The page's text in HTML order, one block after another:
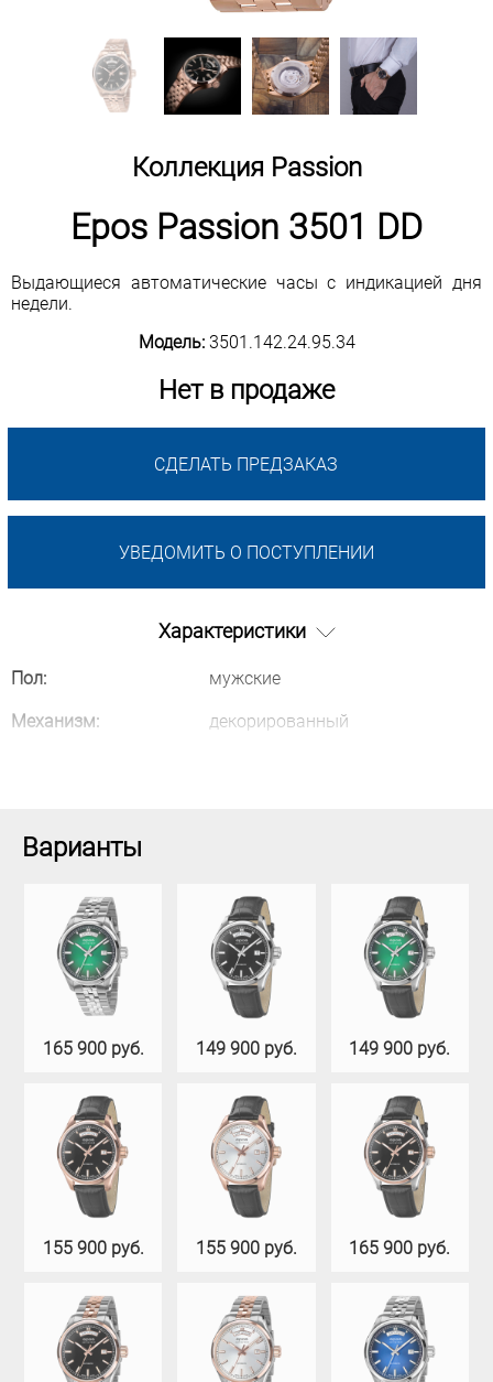
Коллекция Passion
Epos Passion 3501 DD
Выдающиеся автоматические часы с индикацией дня
недели.
Модель:3501.142.24.95.34
Нет в продаже
УВЕДОМИТЬ О ПОСТУПЛЕНИИ
СДЕЛАТЬ ПРЕДЗАКАЗ
Характеристики
Пол: мужские
Механизм: декорированный
Варианты
165 900 руб. 149 900 руб. 149 900 руб.
155 900 руб. 155 900 руб. 165 900 руб.